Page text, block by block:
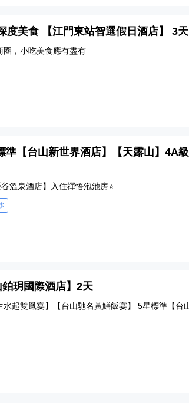
度美食 【江門東站智選假日酒店】 3天
圈，小吃美食應有盡有
【台山新世界酒店】【天露山】4A
溫泉酒店】入住禪悟泡池房⭐
玥國際酒店】2天
起雙鳳宴】【台山馳名黃鱔飯宴】 5星標準【台